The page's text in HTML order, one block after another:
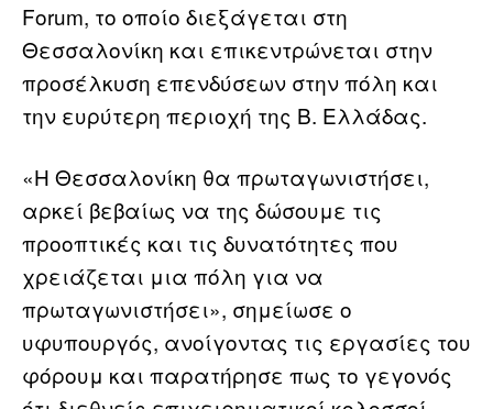
Forum, το οποίο διεξάγεται στη
Θεσσαλονίκη και επικεντρώνεται στην
προσέλκυση επενδύσεων στην πόλη και
την ευρύτερη περιοχή της Β. Ελλάδας.
«Η Θεσσαλονίκη θα πρωταγωνιστήσει,
αρκεί βεβαίως να της δώσουμε τις
προοπτικές και τις δυνατότητες που
χρειάζεται μια πόλη για να
πρωταγωνιστήσει», σημείωσε ο
υφυπουργός, ανοίγοντας τις εργασίες του
φόρουμ και παρατήρησε πως το γεγονός